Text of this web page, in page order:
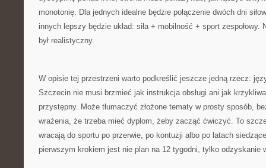
monotonię. Dla jednych idealne będzie połączenie dwóch dni
innych lepszy będzie układ: siła + mobilność + sport
był realistyczny.
W opisie tej przestrzeni warto podkreślić jeszcze jedną rzecz:
Szczecin nie musi brzmieć jak instrukcja obsługi ani jak
przystępny. Może tłumaczyć złożone tematy w prosty sposób,
wrażenia, że trzeba mieć dyplom, żeby zacząć ćwiczyć. To
wracają do sportu po przerwie, po kontuzji albo po latach
pierwszym krokiem jest nie plan na 12 tygodni, tylko odzyskanie